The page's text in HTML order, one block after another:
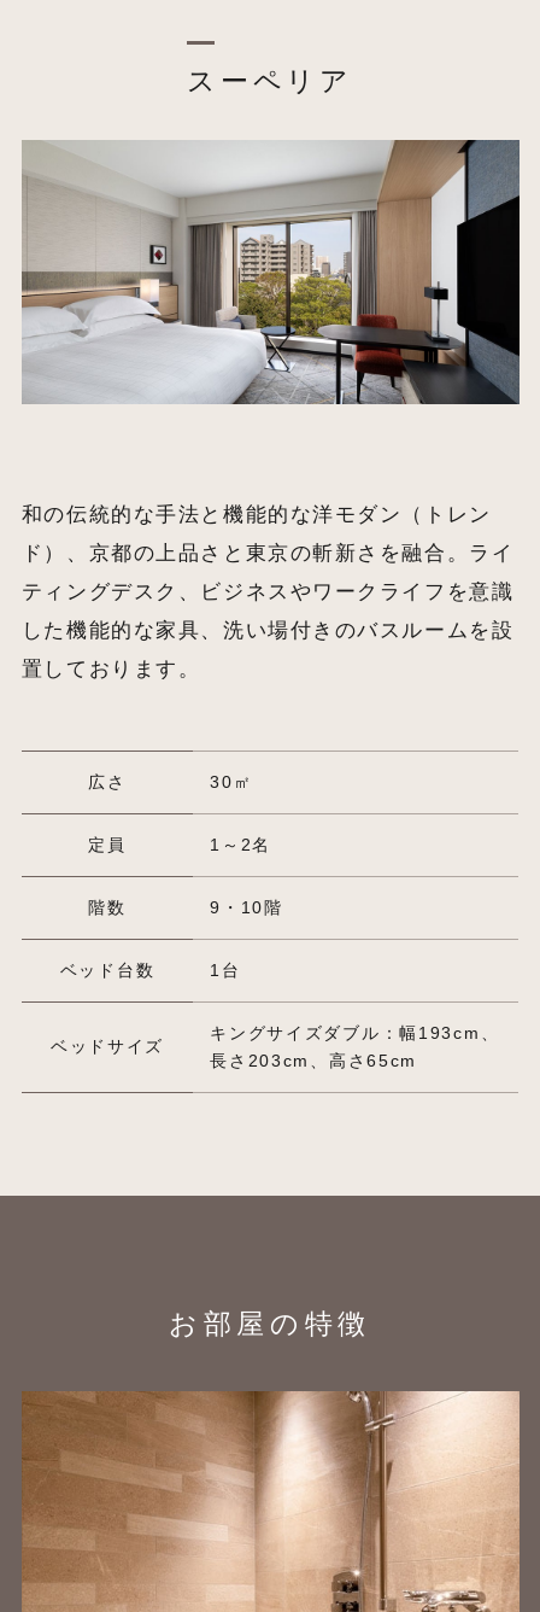
スーペリア
和の伝統的な手法と機能的な洋モダン（トレン
ド）、京都の上品さと東京の斬新さを融合。ライ
ティングデスク、ビジネスやワークライフを意識
した機能的な家具、洗い場付きのバスルームを設
置しております。
広さ 30㎡
定員 1～2名
階数 9・10階
ベッド台数 1台
ベッドサイズ
キングサイズダブル：幅193cm、
長さ203cm、高さ65cm
お部屋の特徴